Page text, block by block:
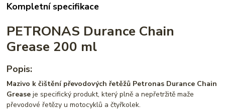
Kompletní specifikace
PETRONAS Durance Chain
Grease 200 ml
Popis:
Mazivo k čištění převodových řetěžů Petronas Durance Chain
Grease je specifický produkt, který plně a nepřetržitě maže
převodové řetězy u motocyklů a čtyřkolek.